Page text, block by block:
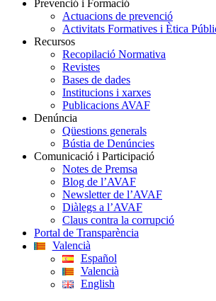
Prevenció i Formació
Actuacions de prevenció
Activitats Formatives i Ètica
Recursos
Recopilació Normativa
Revistes
Bases de dades
Institucions i xarxes
Publicacions AVAF
Denúncia
Qüestions generals
Bústia de Denúncies
Comunicació i Participació
Notes de Premsa
Blog de l’AVAF
Newsletter de l’AVAF
Diàlegs a l’AVAF
Claus contra la corrupció
Portal de Transparència
Valencià
Español
Valencià
English